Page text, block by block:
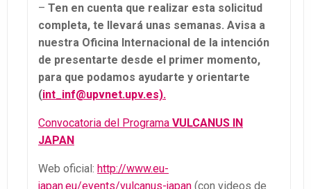
– Ten en cuenta que realizar esta solicitud
completa, te llevará unas semanas. Avisa a
nuestra Oficina Internacional de la intención
de presentarte desde el primer momento,
para que podamos ayudarte y orientarte
(int_inf@upvnet.upv.es).
Convocatoria del Programa VULCANUS IN
JAPAN
Web oficial: http://www.eu-
japan.eu/events/vulcanus-japan (con videos de